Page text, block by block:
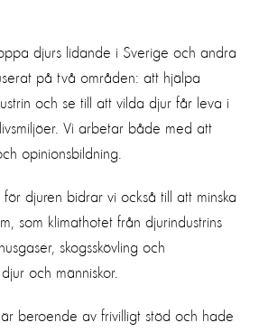
djurs lidande i Sverige och andra
på två områden: att hjälpa
och se till att vilda djur får leva i
Vi arbetar både med att
opinionsbildning.
djuren bidrar vi också till att minska
som klimathotet från djurindustrins
skogsskövling och
och människor.
är beroende av frivilligt stöd och hade